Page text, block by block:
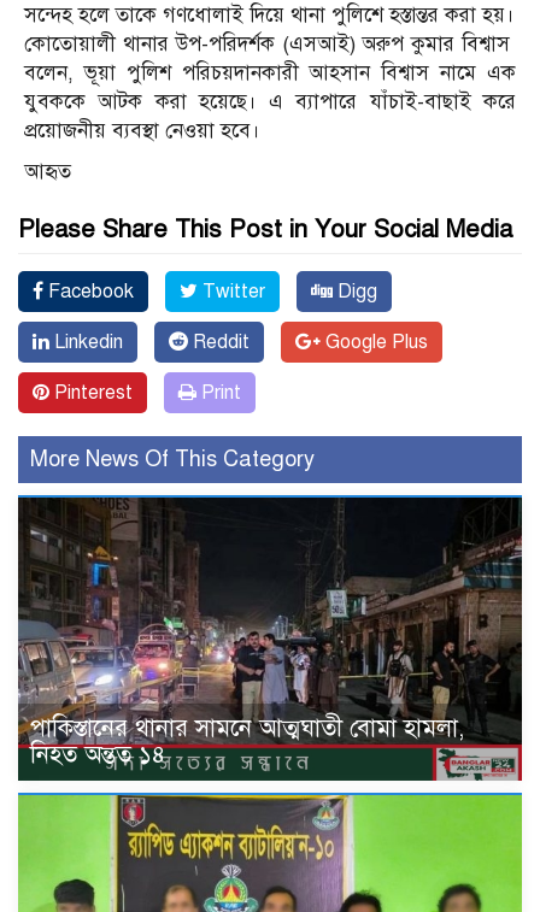
সন্দেহ হলে তাকে গণধোলাই দিয়ে থানা পুলিশে হস্তান্তর করা হয়।
কোতোয়ালী থানার উপ-পরিদর্শক (এসআই) অরুপ কুমার বিশ্বাস
বলেন, ভূয়া পুলিশ পরিচয়দানকারী আহসান বিশ্বাস নামে এক
যুবককে আটক করা হয়েছে। এ ব্যাপারে যাঁচাই-বাছাই করে
প্রয়োজনীয় ব্যবস্থা নেওয়া হবে।
আহৃত
Please Share This Post in Your Social Media
Facebook Twitter Digg
Linkedin Reddit Google Plus
Pinterest Print
More News Of This Category
পাকিস্তানের থানার সামনে আত্মঘাতী বোমা হামলা,
নিহত অন্তত ১৪